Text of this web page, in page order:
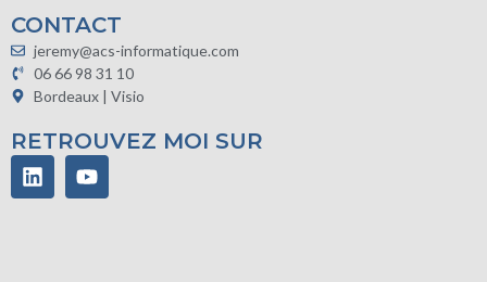
CONTACT
jeremy@acs-informatique.com
06 66 98 31 10
Bordeaux | Visio
RETROUVEZ MOI SUR